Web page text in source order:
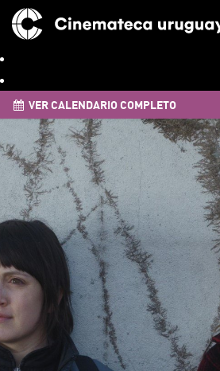
VER CALENDARIO COMPLETO